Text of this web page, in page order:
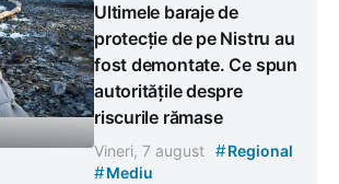
Ultimele baraje de
protecție de pe Nistru au
fost demontate. Ce spun
autoritățile despre
riscurile rămase
Vineri, 7 august #Regional
#Mediu